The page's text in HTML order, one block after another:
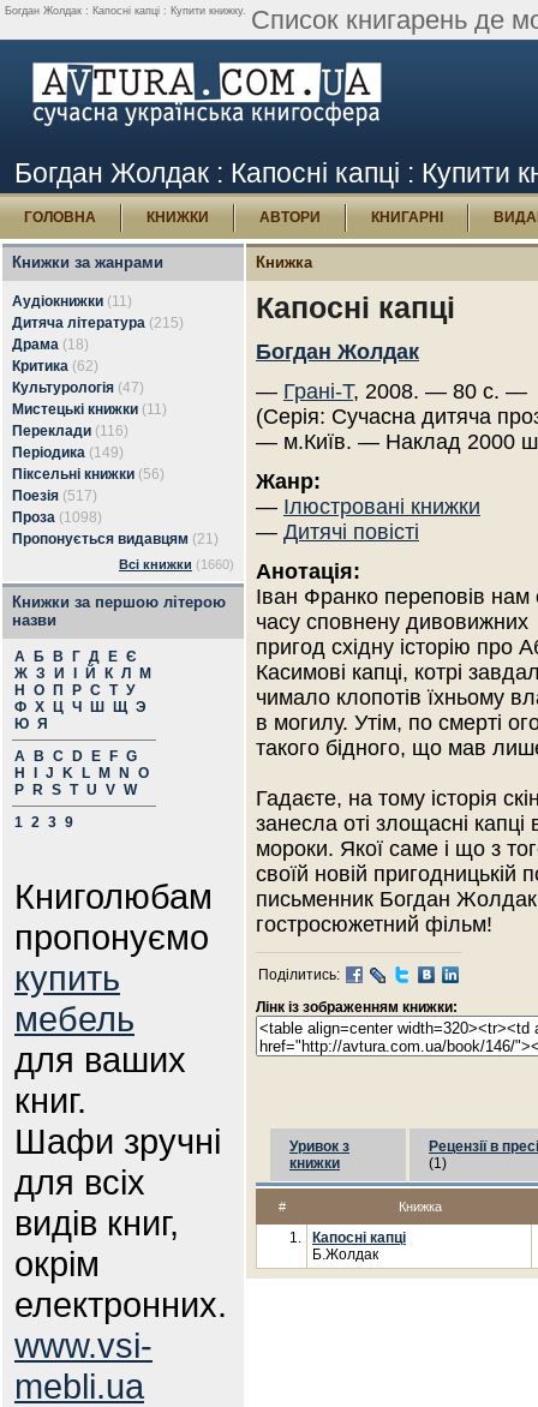
Богдан Жолдак : Капосні капці : Купити книжку. Список книгарень де
Богдан Жолдак : Капосні капці : Купити
ГОЛОВНА КНИЖКИ АВТОРИ КНИГАРНІ
Книжки за жанрами
Аудіокнижки (11)
Дитяча література (215)
Драма (18)
Критика (62)
Культурологія (47)
Мистецькі книжки (11)
Переклади (116)
Періодика (149)
Піксельні книжки (56)
Поезія (517)
Проза (1098)
Пропонується видавцям (21)
Всі книжки (1660)
Книжки за першою літерою
назви
А Б В Г Д Е Є
Ж З И Й К Л
М
Н
О П Р С Т У
Ф Х Ц Ч Ш Щ Э
Ю Я
A
B C D E F G
H
J K L M N
O
P
R S T U V W
1 2 3 9
Книголюбам
пропонуємо
купить
мебель
для ваших
книг.
Шафи зручні
для всіх
видів книг,
окрім
електронних.
www.vsi-
mebli.ua
Книжка
Капосні капці
Богдан Жолдак
— Грані-Т, 2008. — 80 с. —
(Серія: Сучасна дитяча
— м.Київ. — Наклад 2000
Жанр:
— Ілюстровані книжки
— Дитячі повісті
Анотація:
Іван Франко переповів нам
часу сповнену дивовижних
пригод східну історію про
Касимові капці, котрі
чимало клопотів їхньому
в могилу. Утім, по смерті
такого бідного, що мав
Гадаєте, на тому історія
занесла оті злощасні
мороки. Якої саме і що з
своїй новій пригодницькій
письменник Богдан
гостросюжетний фільм!
Поділитись:
Лінк із зображенням книжки:
Уривок з
книжки
Рецензії в пресі
(1)
# Книжка
1.
Капосні капці
Б.Жолдак